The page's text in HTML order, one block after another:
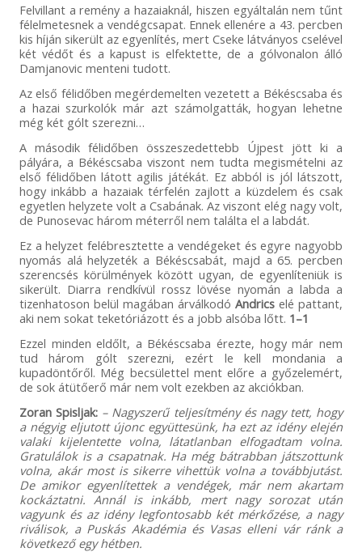
Felvillant a remény a hazaiaknál, hiszen egyáltalán nem tűnt
félelmetesnek a vendégcsapat. Ennek ellenére a 43. percben
kis híján sikerült az egyenlítés, mert Cseke látványos cselével
két védőt és a kapust is elfektette, de a gólvonalon álló
Damjanovic menteni tudott.
Az első félidőben megérdemelten vezetett a Békéscsaba és
a hazai szurkolók már azt számolgatták, hogyan lehetne
még két gólt szerezni…
A második félidőben összeszedettebb Újpest jött ki a
pályára, a Békéscsaba viszont nem tudta megismételni az
első félidőben látott agilis játékát. Ez abból is jól látszott,
hogy inkább a hazaiak térfelén zajlott a küzdelem és csak
egyetlen helyzete volt a Csabának. Az viszont elég nagy volt,
de Punosevac három méterről nem találta el a labdát.
Ez a helyzet felébresztette a vendégeket és egyre nagyobb
nyomás alá helyzeték a Békéscsabát, majd a 65. percben
szerencsés körülmények között ugyan, de egyenlíteniük is
sikerült. Diarra rendkívül rossz lövése nyomán a labda a
tizenhatoson belül magában árválkodóAndrics elé pattant,
aki nem sokat teketóriázott és a jobb alsóba lőtt. 1–1
Ezzel minden eldőlt, a Békéscsaba érezte, hogy már nem
tud három gólt szerezni, ezért le kell mondania a
kupadöntőről. Még becsülettel ment előre a győzelemért,
de sok átütőerő már nem volt ezekben az akciókban.
Zoran Spisljak: – Nagyszerű teljesítmény és nagy tett, hogy
a négyig eljutott újonc együttesünk, ha ezt az idény elején
valaki kijelentette volna, látatlanban elfogadtam volna.
Gratulálok is a csapatnak. Ha még bátrabban játszottunk
volna, akár most is sikerre vihettük volna a továbbjutást.
De amikor egyenlítettek a vendégek, már nem akartam
kockáztatni. Annál is inkább, mert nagy sorozat után
vagyunk és az idény legfontosabb két mérkőzése, a nagy
riválisok, a Puskás Akadémia és Vasas elleni vár ránk a
következő egy hétben.